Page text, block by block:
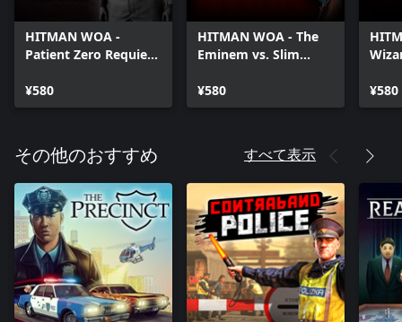
HITMAN WOA -
Patient Zero Requiem
¥580
HITMAN WOA - The
Eminem vs. Slim
¥580
¥580
その他のおすすめ すべて表示